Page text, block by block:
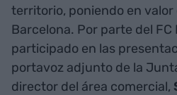
territorio, poniendo en valor
Barcelona. Por parte del FC
participado en las
portavoz adjunto de la
director del área comercial,